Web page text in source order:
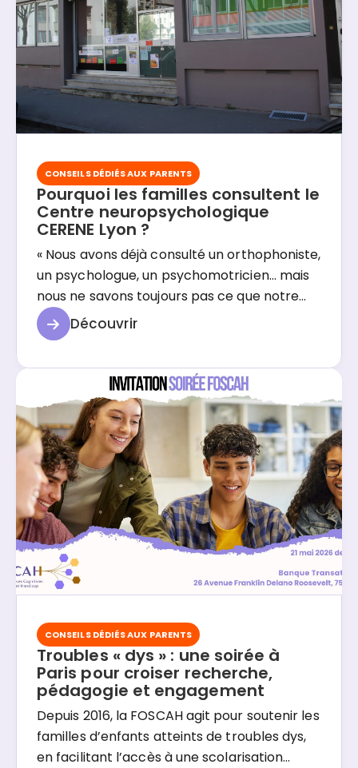
CONSEILS DÉDIÉS AUX PARENTS
Pourquoi les familles consultent le
Centre neuropsychologique
CERENE Lyon ?
« Nous avons déjà consulté un orthophoniste,
un psychologue, un psychomotricien… mais
nous ne savons toujours pas ce que notre
enfant a. » Cette phrase, Nathalie Khann,
neuropsychologue au Centre
l'entend régulièrement. Avant de pousser la
Découvrir
CONSEILS DÉDIÉS AUX PARENTS
Troubles « dys » : une soirée à
Paris pour croiser recherche,
pédagogie et engagement
Depuis 2016, la FOSCAH agit pour soutenir les
familles d’enfants atteints de troubles dys,
en facilitant l’accès à une scolarisation